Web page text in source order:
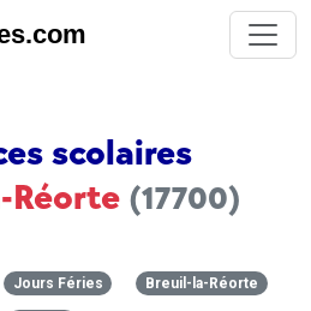
scolaires
Réorte (17700)
Jours Féries Breuil-la-Réorte